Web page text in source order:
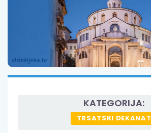
KATEGORIJA:
TRSATSKI DEKANAT